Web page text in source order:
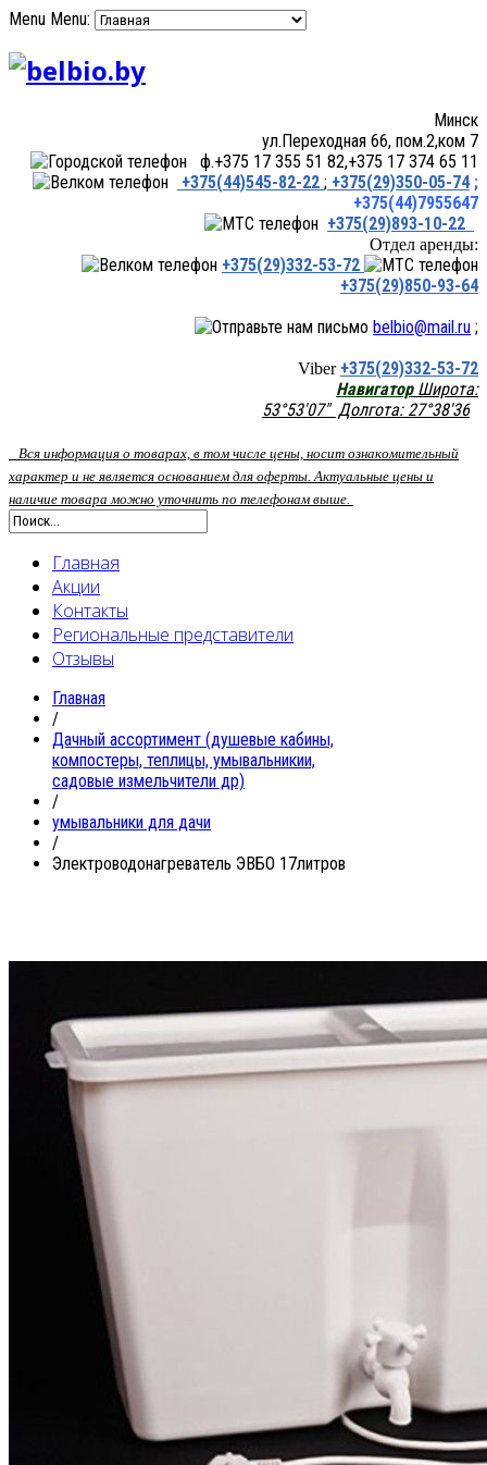
Menu Menu:
Минск
ул.Переходная 66, пом.2,ком 7
ф.+375 17 355 51 82,+375 17 374 65 11
+375(44)545-82-22 ; +375(29)350-05-74 ;
+375(44)7955647
+375(29)893-10-22
Отдел аренды:
+375(29)332-53-72
+375(29)850-93-64
belbio@mail.ru ;
Viber +375(29)332-53-72
НавигаторШирота:
53°53'07" Долгота: 27°38'36
Вся информация о товарах, в том числе цены, носит ознакомительный
характер и не является основанием для оферты. Актуальные цены и
наличие товара можно уточнить по телефонам выше.
Главная
Акции
Контакты
Региональные представители
Отзывы
Главная
/
Дачный ассортимент (душевые кабины,
компостеры, теплицы, умывальникии,
садовые измельчители др)
/
умывальники для дачи
/
Электроводонагреватель ЭВБО 17литров